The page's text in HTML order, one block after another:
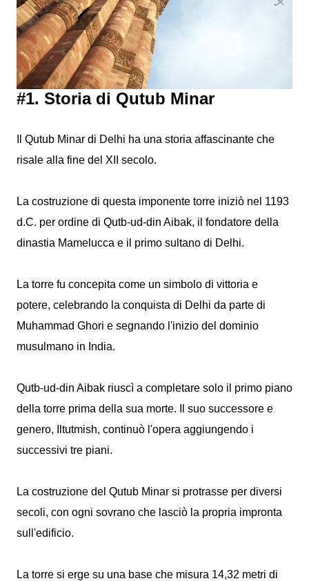
#1. Storia di Qutub Minar
Il Qutub Minar di Delhi ha una storia affascinante che
risale alla fine del XII secolo.
La costruzione di questa imponente torre iniziò nel 1193
d.C. per ordine di Qutb-ud-din Aibak, il fondatore della
dinastia Mamelucca e il primo sultano di Delhi.
La torre fu concepita come un simbolo di vittoria e
potere, celebrando la conquista di Delhi da parte di
Muhammad Ghori e segnando l'inizio del dominio
musulmano in India.
Qutb-ud-din Aibak riuscì a completare solo il primo piano
della torre prima della sua morte. Il suo successore e
genero, Iltutmish, continuò l'opera aggiungendo i
successivi tre piani.
La costruzione del Qutub Minar si protrasse per diversi
secoli, con ogni sovrano che lasciò la propria impronta
sull'edificio.
La torre si erge su una base che misura 14,32 metri di